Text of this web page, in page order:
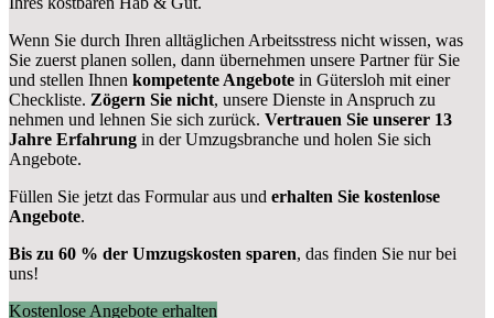
Wenn Sie durch Ihren alltäglichen Arbeitsstress nicht wissen, was
Sie zuerst planen sollen, dann übernehmen unsere Partner für Sie
und stellen Ihnen kompetente Angebote in Gütersloh mit einer
Checkliste. Zögern Sie nicht, unsere Dienste in Anspruch zu
nehmen und lehnen Sie sich zurück. Vertrauen Sie unserer 13
Jahre Erfahrung in der Umzugsbranche und holen Sie sich
Angebote.
Füllen Sie jetzt das Formular aus und erhalten Sie kostenlose
Angebote.
Bis zu 60 % der Umzugskosten sparen, das finden Sie nur bei
uns!
Kostenlose Angebote erhalten